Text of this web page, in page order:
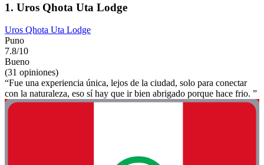
1. Uros Qhota Uta Lodge
Uros Qhota Uta Lodge
Puno
7.8/10
Bueno
(31 opiniones)
“Fue una experiencia única, lejos de la ciudad, solo para conectar
con la naturaleza, eso sí hay que ir bien abrigado porque hace frio. ”